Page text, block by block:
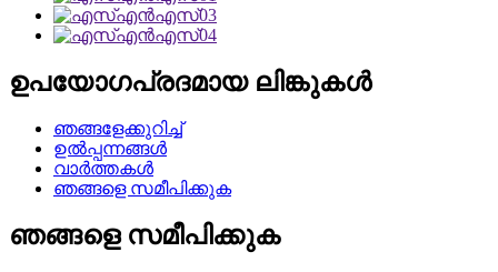
ഉപയോഗപ്രദമായ ലിങ്കുകൾ
ഞങ്ങളേക്കുറിച്ച്
ഉൽപ്പന്നങ്ങൾ
വാർത്തകൾ
ഞങ്ങളെ സമീപിക്കുക
ഞങ്ങളെ സമീപിക്കുക